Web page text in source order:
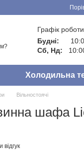
Графік
Будні:
Сб, Нд:
Холодильна
Вільностоячі
шафа
відгук